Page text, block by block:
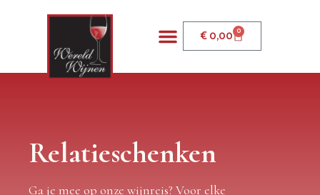
€0,00 0
Relatieschenken
Ga je mee op onze wijnreis? Voor elke